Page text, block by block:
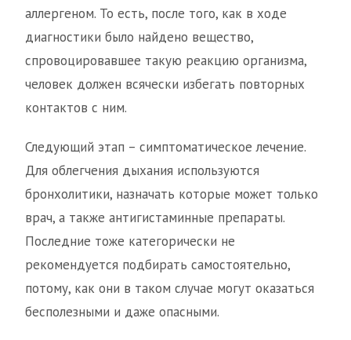
аллергеном. То есть, после того, как в ходе
диагностики было найдено вещество,
спровоцировавшее такую реакцию организма,
человек должен всячески избегать повторных
контактов с ним.
Следующий этап – симптоматическое лечение.
Для облегчения дыхания используются
бронхолитики, назначать которые может только
врач, а также антигистаминные препараты.
Последние тоже категорически не
рекомендуется подбирать самостоятельно,
потому, как они в таком случае могут оказаться
бесполезными и даже опасными.